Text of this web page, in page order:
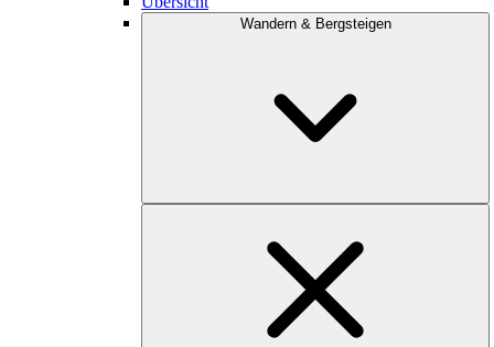
Wandern & Bergsteigen